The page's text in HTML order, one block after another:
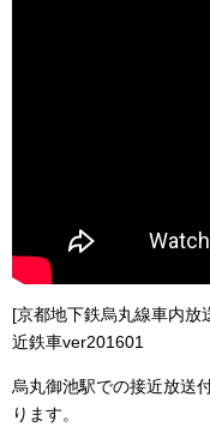
[京都地下鉄烏丸線車内放
近鉄車ver201601
烏丸御池駅での接近放送
ります。